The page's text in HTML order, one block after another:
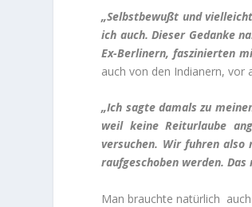
„Selbstbewußt und
ich auch. Dieser Gedanke
Ex-Berlinern, faszinierten
auch von den Indianern, vor
„Ich sagte damals zu
weil keine Reiturlaube
versuchen. Wir fuhren also
raufgeschoben werden.
Man brauchte natürlich